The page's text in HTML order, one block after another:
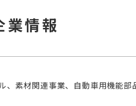
業情報
、素材関連事業、自動車用機能